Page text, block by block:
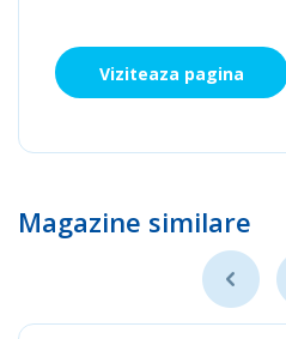
Viziteaza pagina
Magazine similare